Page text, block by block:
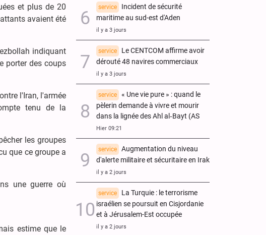
et plus de 20
avaient été
indiquant
porter des coups
l'Iran, l'armée
tenu de la
les groupes
que ce groupe a
une guerre où
estime que le
service
Incident de sécurité
maritime au sud-est d'Aden
il y a 3 jours
service
Le CENTCOM affirme avoir
dérouté 48 navires commerciaux
il y a 3 jours
service
« Une vie pure » : quand le
pèlerin demande à vivre et mourir
dans la lignée des Ahl al‑Bayt (AS
Hier 09:21
service
Augmentation du niveau
d'alerte militaire et sécuritaire en Irak
il y a 2 jours
service
La Turquie : le terrorisme
israélien se poursuit en Cisjordanie
et à Jérusalem-Est occupée
il y a 2 jours